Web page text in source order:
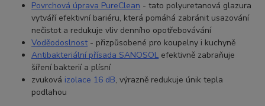
Povrchová úprava PureClean - tato polyuretanová glazura
vytváří efektivní bariéru, která pomáhá zabránit usazování
nečistot a redukuje vliv denního opotřebovávání
Voděodoslnost- přizpůsobené pro koupelny i kuchyně
Antibakteriální přísada SANOSOL efektivně zabraňuje
šíření bakterií a plísní
zvuková izolace 16 dB, výrazně redukuje únik tepla
podlahou